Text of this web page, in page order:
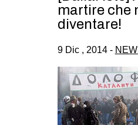
martire che
diventare!
9 Dic , 2014 -